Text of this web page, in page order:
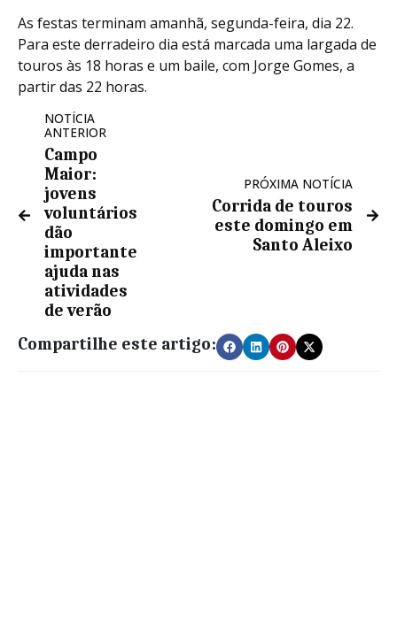
As festas terminam amanhã, segunda-feira, dia 22.
Para este derradeiro dia está marcada uma largada de
touros às 18 horas e um baile, com Jorge Gomes, a
partir das 22 horas.
NOTÍCIA
ANTERIOR
Campo
Maior:
jovens
voluntários
dão
importante
ajuda nas
atividades
de verão
PRÓXIMA NOTÍCIA
Corrida de touros
este domingo em
Santo Aleixo
Compartilhe este artigo: